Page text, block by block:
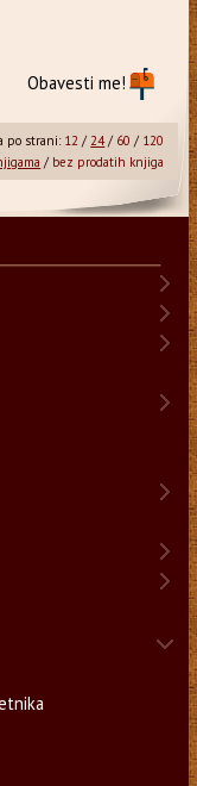
Obavesti me!
po strani: 12 /24/ 60 / 120
/ bez prodatih knjiga